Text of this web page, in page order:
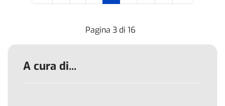
Pagina 3 di 16
A cura di...